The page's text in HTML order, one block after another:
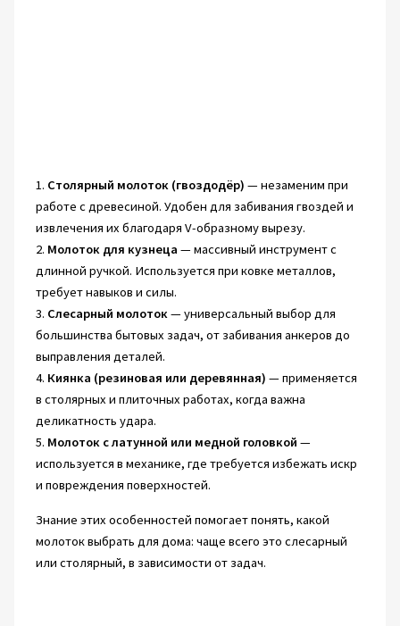
1. Столярный молоток (гвоздодёр) — незаменим при
работе с древесиной. Удобен для забивания гвоздей и
извлечения их благодаря V-образному вырезу.
2. Молоток для кузнеца — массивный инструмент с
длинной ручкой. Используется при ковке металлов,
требует навыков и силы.
3. Слесарный молоток— универсальный выбор для
большинства бытовых задач, от забивания анкеров до
выправления деталей.
4. Киянка (резиновая или деревянная) — применяется
в столярных и плиточных работах, когда важна
деликатность удара.
5. Молоток с латунной или медной головкой —
используется в механике, где требуется избежать искр
и повреждения поверхностей.
Знание этих особенностей помогает понять, какой
молоток выбрать для дома: чаще всего это слесарный
или столярный, в зависимости от задач.